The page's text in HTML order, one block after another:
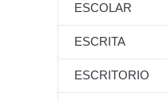
ESCOLAR
ESCRITA
ESCRITORIO